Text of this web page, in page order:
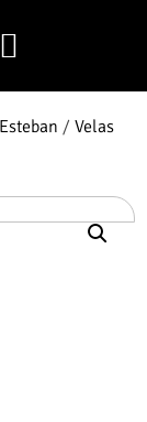
/ Velas